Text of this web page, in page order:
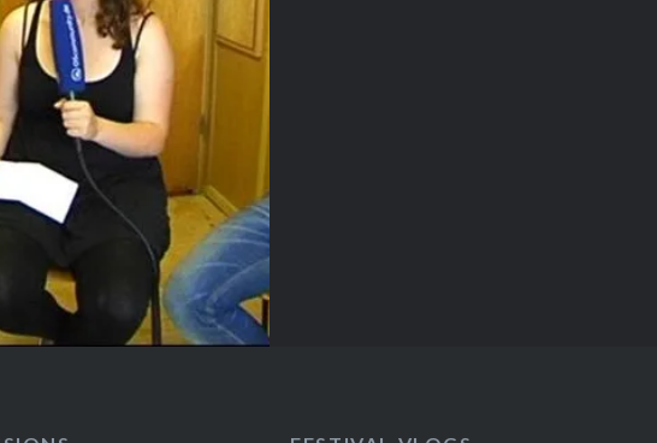
Hurricane Festival
Vorab: Trotz
und
war das
Festival 2016 auf…